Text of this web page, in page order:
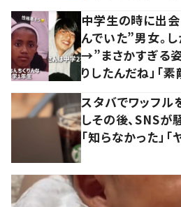
中学生の時に出
んでいた”男女。
→”まさかすぎる
りしたんだね」「素
スタバでワッフル
しその後、SNS
「知らなかった」「